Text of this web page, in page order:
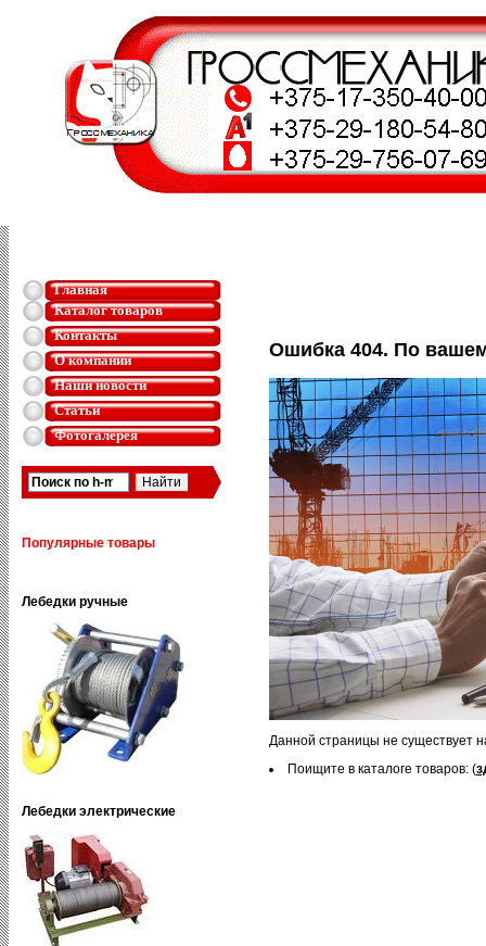
Главная
Каталог товаров
Контакты
О компании
Наши новости
Статьи
Фотогалерея
Популярные товары
Лебедки ручные
Лебедки электрические
Ошибка 404. По
Данной страницы не существует
Поищите в каталоге товаров: (